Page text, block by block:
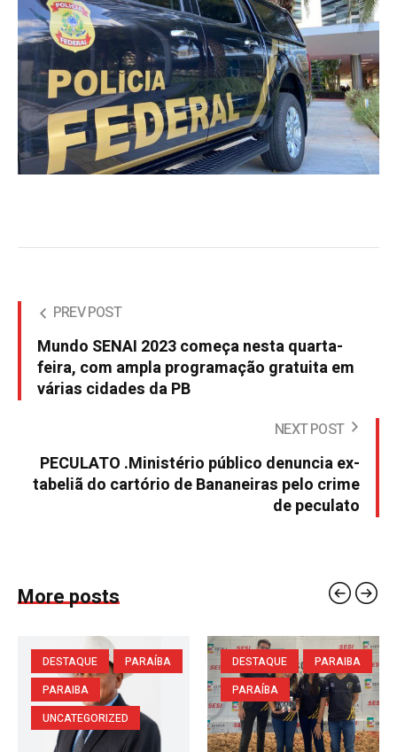
PREV POST
Mundo SENAI 2023 começa nesta quarta-
feira, com ampla programação gratuita em
várias cidades da PB
NEXT POST
PECULATO .Ministério público denuncia ex-
tabeliã do cartório de Bananeiras pelo crime
de peculato
More posts
DESTAQUE
PARAÍBA
PARAIBA
UNCATEGORIZED
DESTAQUE
PARAIBA
PARAÍBA